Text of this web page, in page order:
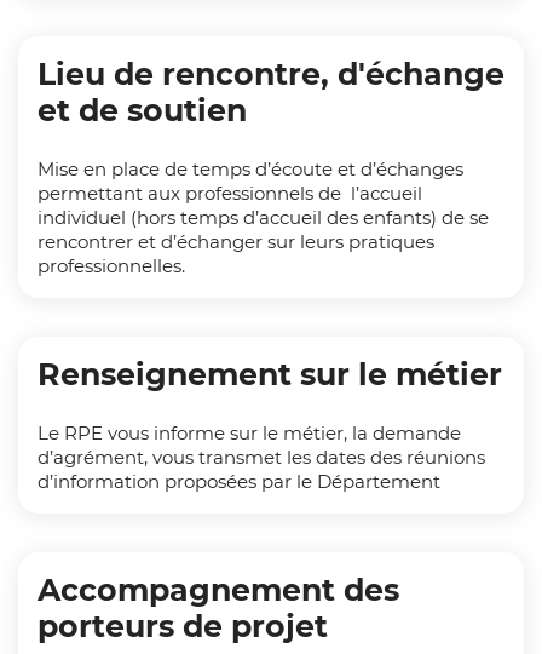
Lieu de rencontre, d'échange
et de soutien
Mise en place de temps d’écoute et d’échanges
permettant aux professionnels de l’accueil
individuel (hors temps d’accueil des enfants) de se
rencontrer et d’échanger sur leurs pratiques
professionnelles.
Renseignement sur le métier
Le RPE vous informe sur le métier, la demande
d’agrément, vous transmet les dates des réunions
d’information proposées par le Département
Accompagnement des
porteurs de projet